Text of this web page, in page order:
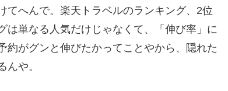
てへんで。楽天トラベルのランキング、2位
は単なる人気だけじゃなくて、「伸び率」に
がグンと伸びたかってことやから、隠れた
んや。